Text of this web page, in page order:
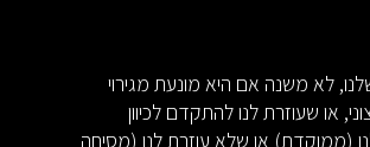
לא משנה אם היא מונעת מגירוי
או שעוזרת לנו להתקדם לכיוון
(ממוקדת) או שלא עוזרת לנו (מסיחה